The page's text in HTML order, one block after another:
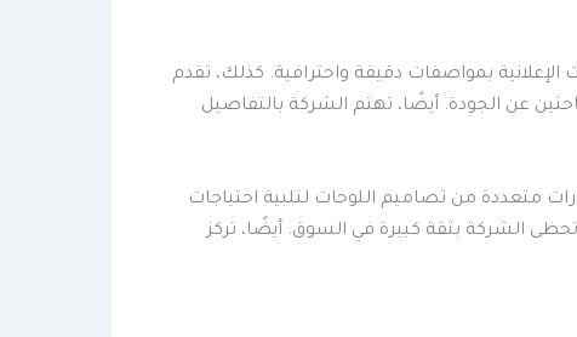
بمواصفات دقيقة واحترافية. كذلك، تقدم
عن الجودة. أيضًا، تهتم الشركة بالتفاصيل
متعددة من تصاميم اللوحات لتلبية احتياجات
الشركة بثقة كبيرة في السوق. أيضًا، تركز